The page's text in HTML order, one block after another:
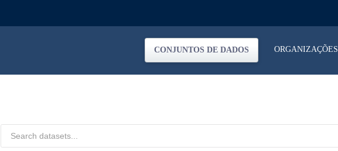
CONJUNTOS DE DADOS ORGANIZAÇÕES